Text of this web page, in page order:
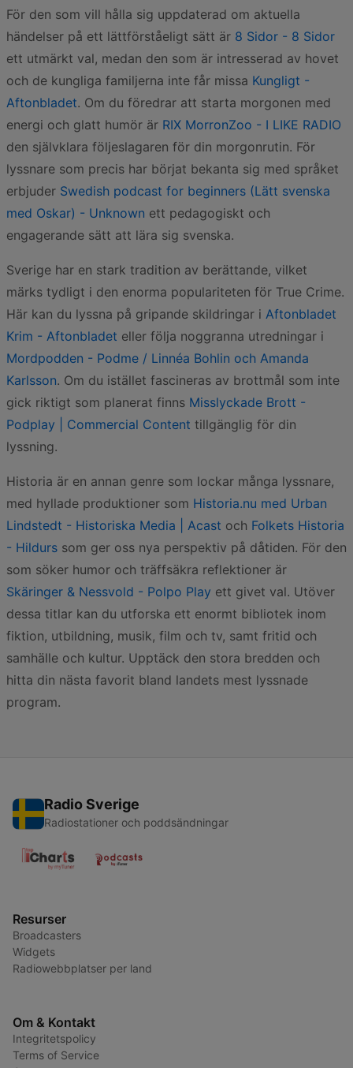
För den som vill hålla sig uppdaterad om aktuella
händelser på ett lättförståeligt sätt är 8 Sidor - 8 Sidor
ett utmärkt val, medan den som är intresserad av hovet
och de kungliga familjerna inte får missa Kungligt -
Aftonbladet. Om du föredrar att starta morgonen med
energi och glatt humör är RIX MorronZoo - I LIKE RADIO
den självklara följeslagaren för din morgonrutin. För
lyssnare som precis har börjat bekanta sig med språket
erbjuder Swedish podcast for beginners (Lätt svenska
med Oskar) - Unknown ett pedagogiskt och
engagerande sätt att lära sig svenska.
Sverige har en stark tradition av berättande, vilket
märks tydligt i den enorma populariteten för True Crime.
Här kan du lyssna på gripande skildringar i Aftonbladet
Krim - Aftonbladet eller följa noggranna utredningar i
Mordpodden - Podme / Linnéa Bohlin och Amanda
Karlsson. Om du istället fascineras av brottmål som inte
gick riktigt som planerat finns Misslyckade Brott -
Podplay | Commercial Content tillgänglig för din
lyssning.
Historia är en annan genre som lockar många lyssnare,
med hyllade produktioner som Historia.nu med Urban
Lindstedt - Historiska Media | Acast och Folkets Historia
- Hildurs som ger oss nya perspektiv på dåtiden. För den
som söker humor och träffsäkra reflektioner är
Skäringer & Nessvold - Polpo Play ett givet val. Utöver
dessa titlar kan du utforska ett enormt bibliotek inom
fiktion, utbildning, musik, film och tv, samt fritid och
samhälle och kultur. Upptäck den stora bredden och
hitta din nästa favorit bland landets mest lyssnade
program.
Radio Sverige
Radiostationer och poddsändningar
Resurser
Broadcasters
Widgets
Radiowebbplatser per land
Om & Kontakt
Integritetspolicy
Terms of Service